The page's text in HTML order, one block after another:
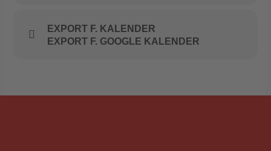
EXPORT F. KALENDER
EXPORT F. GOOGLE KALENDER